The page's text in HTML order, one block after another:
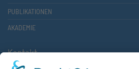
PUBLIKATIONEN
AKADEMIE
Kontakt